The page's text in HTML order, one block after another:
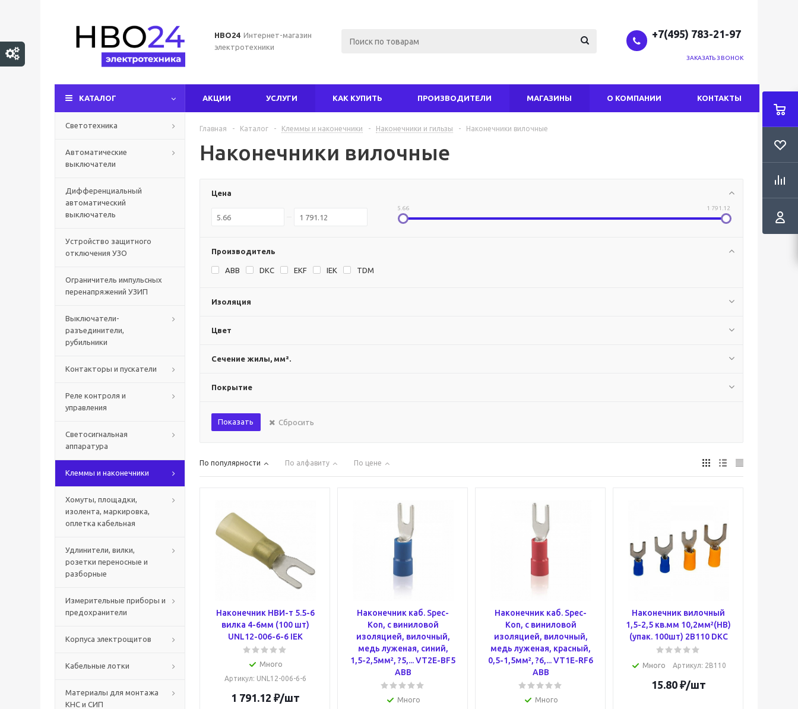
НВО24 Интернет-магазин
электротехники
+7(495) 783-21-97
ЗАКАЗАТЬ ЗВОНОК
КАТАЛОГ АКЦИИ УСЛУГИ КАК КУПИТЬ ПРОИЗВОДИТЕЛИ МАГАЗИНЫ О КОМПАНИИ КОНТАКТЫ
Светотехника
Автоматические
выключатели
Дифференциальный
автоматический
выключатель
Устройство защитного
отключения УЗО
Ограничитель импульсных
перенапряжений УЗИП
Выключатели-
разъединители,
рубильники
Контакторы и пускатели
Реле контроля и
управления
Светосигнальная
аппаратура
Клеммы и наконечники
Хомуты, площадки,
изолента, маркировка,
оплетка кабельная
Удлинители, вилки,
розетки переносные и
разборные
Измерительные приборы и
предохранители
Корпуса электрощитов
Кабельные лотки
Материалы для монтажа
КНС и СИП
Главная - Каталог - Клеммы и наконечники - Наконечники и гильзы - Наконечники вилочные
Наконечники вилочные
Цена
5.66 1 791.12
Производитель
ABB DKC EKF IEK TDM
Изоляция
Цвет
Сечение жилы, мм².
Покрытие
Показать Сбросить
По популярности По алфавиту По цене
Наконечник НВИ-т 5.5-6
вилка 4-6мм (100 шт)
UNL12-006-6-6 IEK
Много
Артикул: UNL12-006-6-6
1 791.12 ₽/шт
Наконечник каб. Spec-
Kon, с виниловой
изоляцией, вилочный,
медь луженая, синий,
1,5-2,5мм², ?5,... VT2E-BF5
ABB
Много
Наконечник каб. Spec-
Kon, с виниловой
изоляцией, вилочный,
медь луженая, красный,
0,5-1,5мм², ?6,... VT1E-RF6
ABB
Много
Наконечник вилочный
1,5-2,5 кв.мм 10,2мм²(НВ)
(упак. 100шт) 2B110 DKC
Много Артикул: 2B110
15.80₽/шт